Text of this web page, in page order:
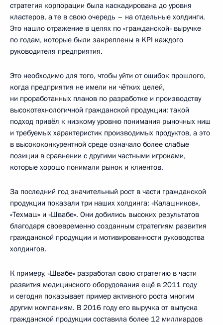
стратегия корпорации была каскадирована до уровня
кластеров, а те в свою очередь – на отдельные холдинги.
Это нашло отражение в целях по «гражданской» выручке
по годам, которые были закреплены в KPI каждого
руководителя предприятия.
Это необходимо для того, чтобы уйти от ошибок прошлого,
когда предприятия не имели ни чётких целей,
ни проработанных планов по разработке и производству
высокотехнологичной гражданской продукции: такой
подход привёл к низкому уровню понимания рыночных ниш
и требуемых характеристик производимых продуктов, а это
в высококонкурентной среде означало более слабые
позиции в сравнении с другими частными игроками,
которые хорошо понимали рынок и клиентов.
За последний год значительный рост в части гражданской
продукции показали три наших холдинга: «Калашников»,
«Техмаш» и «Швабе». Они добились высоких результатов
благодаря своевременно созданным стратегиям развития
гражданской продукции и мотивированности руководства
холдингов.
К примеру, «Швабе» разработал свою стратегию в части
развития медицинского оборудования ещё в 2011 году
и сегодня показывает пример активного роста многим
другим компаниям. В 2016 году его выручка от выпуска
гражданской продукции составила более 12 миллиардов